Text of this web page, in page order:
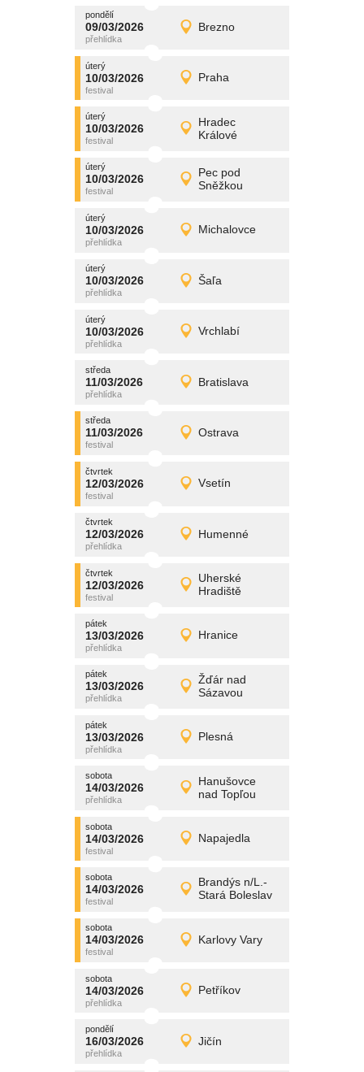
pondělí
09/03/2026 Brezno
pondělí
09/03/2026 Detail
promítání
úterý
10/03/2026 Praha
úterý
10/03/2026 Detail
promítání
úterý
10/03/2026
Hradec
Králové
úterý
10/03/2026 Detail
promítání
úterý
10/03/2026
Pec pod
Sněžkou
úterý
10/03/2026 Detail
promítání
úterý
10/03/2026 Michalovce
úterý
10/03/2026 Detail
promítání
úterý
10/03/2026 Šaľa
úterý
10/03/2026 Detail
promítání
úterý
10/03/2026 Vrchlabí
úterý
10/03/2026 Detail
promítání
středa
11/03/2026 Bratislava
středa
11/03/2026 Detail
promítání
středa
11/03/2026 Ostrava
středa
11/03/2026 Detail
promítání
čtvrtek
12/03/2026 Vsetín
čtvrtek
12/03/2026 Detail
promítání
čtvrtek
12/03/2026 Humenné
čtvrtek
12/03/2026 Detail
promítání
čtvrtek
12/03/2026
Uherské
Hradiště
čtvrtek
12/03/2026 Detail
promítání
pátek
13/03/2026 Hranice
pátek
13/03/2026 Detail
promítání
pátek
13/03/2026
Žďár nad
Sázavou
pátek
13/03/2026 Detail
promítání
pátek
13/03/2026 Plesná
pátek
13/03/2026 Detail
promítání
sobota
14/03/2026
Hanušovce
nad Topľou
sobota
14/03/2026 Detail
promítání
sobota
14/03/2026 Napajedla
sobota
14/03/2026 Detail
promítání
sobota
14/03/2026
Brandýs n/L.-
Stará Boleslav
sobota
14/03/2026 Detail
promítání
sobota
14/03/2026 Karlovy Vary
sobota
14/03/2026 Detail
promítání
sobota
14/03/2026 Petříkov
sobota
14/03/2026 Detail
promítání
pondělí
16/03/2026 Jičín
pondělí
16/03/2026 Detail
promítání